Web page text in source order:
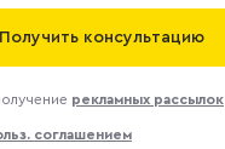
Получить консультацию
рекламных рассылок
соглашением